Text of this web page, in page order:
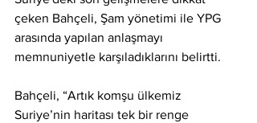
çeken Bahçeli, Şam yönetimi ile YPG
arasında yapılan anlaşmayı
memnuniyetle karşıladıklarını belirtti.
Bahçeli, “Artık komşu ülkemiz
Suriye’nin haritası tek bir renge